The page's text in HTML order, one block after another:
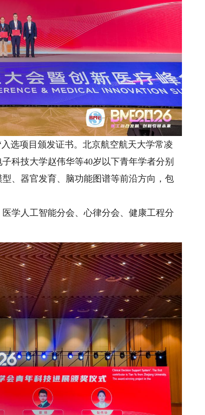
选项目颁发证书。北京航空航天大学常凌
科技大学赵伟华等40岁以下青年学者分别
、器官发育、脑功能图谱等前沿方向，包
学人工智能分会、心律分会、健康工程分